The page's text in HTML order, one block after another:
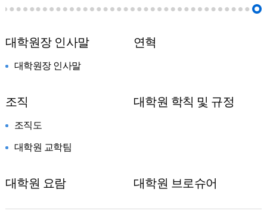
대학원장 인사말
대학원장 인사말
연혁
조직
조직도
대학원 교학팀
대학원 학칙 및 규정
대학원 요람 대학원 브로슈어